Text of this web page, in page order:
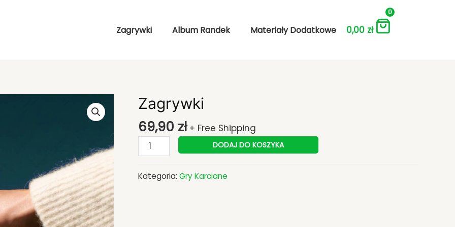
Zagrywki Album Randek Materiały Dodatkowe 0,00 zł
0
Zagrywki
69,90 zł + Free Shipping
ilość
Zagrywki
DODAJ DO KOSZYKA
Kategoria: Gry Karciane